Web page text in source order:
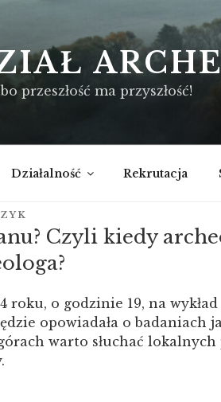
przeszłość ma przyszłość!
Działalność Rekrutacja
Czyli kiedy
roku, o godzinie 19, na
opowiadała o badaniach
warto słuchać